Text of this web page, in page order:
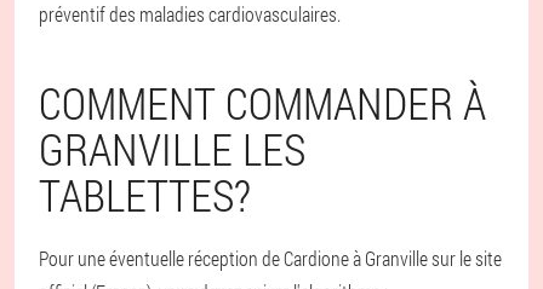
préventif des maladies cardiovasculaires.
COMMENT COMMANDER À
GRANVILLE LES
TABLETTES?
Pour une éventuelle réception de Cardione à Granville sur le site